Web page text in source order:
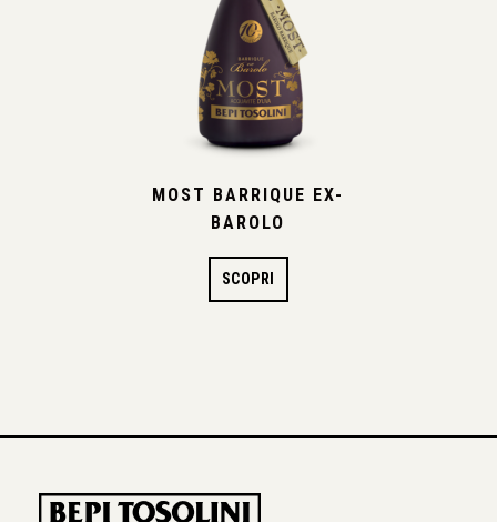
MOST BARRIQUE EX-
BAROLO
SCOPRI